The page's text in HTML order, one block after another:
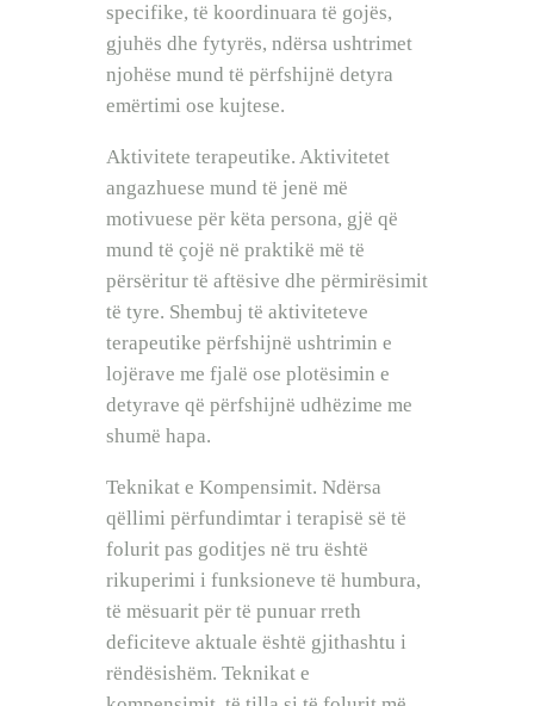
specifike, të koordinuara të gojës,
gjuhës dhe fytyrës, ndërsa ushtrimet
njohëse mund të përfshijnë detyra
emërtimi ose kujtese.
Aktivitete terapeutike. Aktivitetet
angazhuese mund të jenë më
motivuese për këta persona, gjë që
mund të çojë në praktikë më të
përsëritur të aftësive dhe përmirësimit
të tyre. Shembuj të aktiviteteve
terapeutike përfshijnë ushtrimin e
lojërave me fjalë ose plotësimin e
detyrave që përfshijnë udhëzime me
shumë hapa.
Teknikat e Kompensimit. Ndërsa
qëllimi përfundimtar i terapisë së të
folurit pas goditjes në tru është
rikuperimi i funksioneve të humbura,
të mësuarit për të punuar rreth
deficiteve aktuale është gjithashtu i
rëndësishëm. Teknikat e